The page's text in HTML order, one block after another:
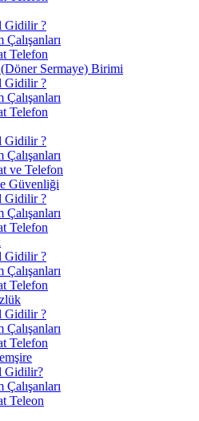
Gidilir ?
Çalışanları
Telefon
Sermaye) Birimi
Gidilir ?
Çalışanları
Telefon
Gidilir ?
Çalışanları
ve Telefon
Güvenliği
Gidilir ?
Çalışanları
Telefon
Gidilir ?
Çalışanları
Telefon
Gidilir ?
Çalışanları
Telefon
Gidilir?
Çalışanları
Teleon